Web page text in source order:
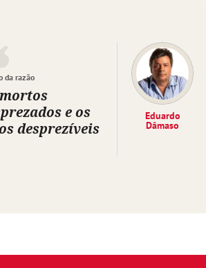
da razão
e os
desprezíveis
Eduardo
Dâmaso